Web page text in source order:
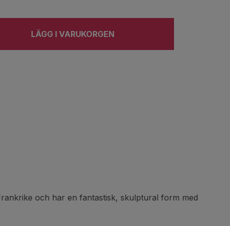
LÄGG I VARUKORGEN
och har en fantastisk, skulptural form med